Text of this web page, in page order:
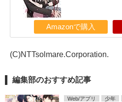
Amazonで購入
(C)NTTsolmare.Corporation.
編集部のおすすめ記事
Web/アプリ 少年